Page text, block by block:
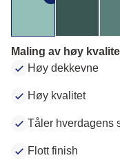
Maling av høy
Høy dekkevne
Høy kvalitet
Tåler hverdagens
Flott finish